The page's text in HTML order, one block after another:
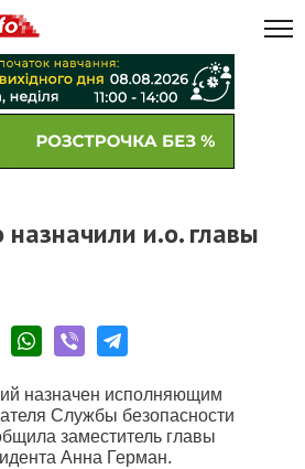
и.о. главы
назначен исполняющим
Службы безопасности
заместитель главы
Анна Герман.